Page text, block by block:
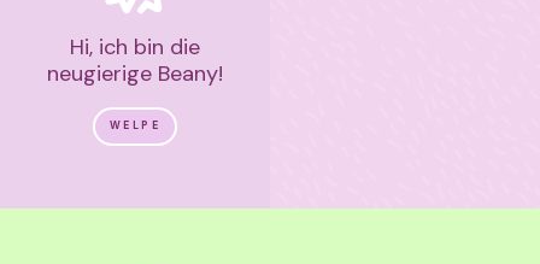
Hi, ich bin die
neugierige Beany!
WELPE